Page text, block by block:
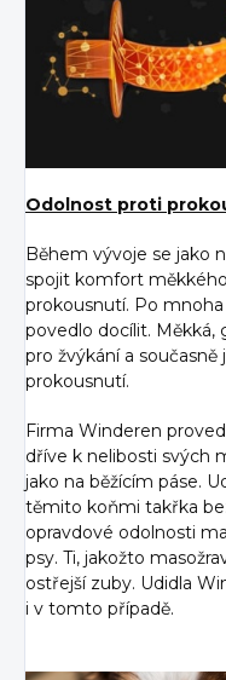
Odolnost proti
Během vývoje se jako
spojit komfort
prokousnutí. Po
povedlo docílit. Měkká,
pro žvýkání a
prokousnutí.
Firma Winderen
dříve k nelibosti svých
jako na běžícím páse.
těmito koňmi takřka
opravdové odolnosti
psy. Ti, jakožto
ostřejší zuby. Udidla
i v tomto případě.